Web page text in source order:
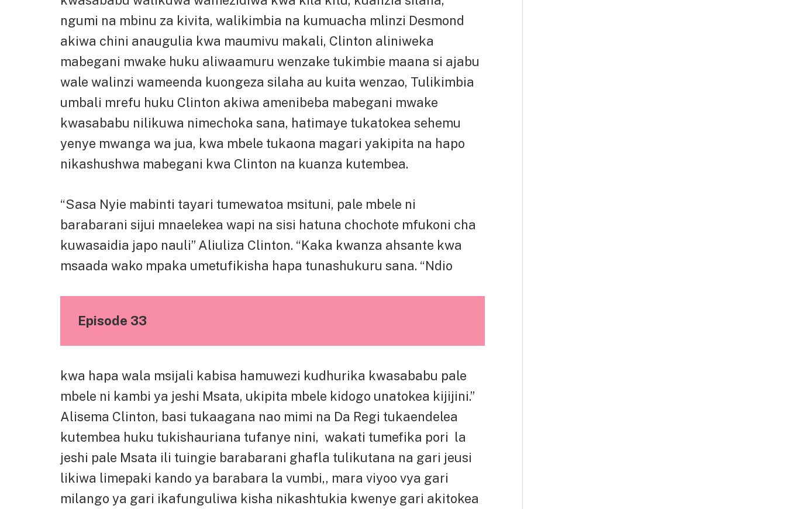
ngumi na mbinu za kivita, walikimbia na kumuacha mlinzi Desmond
akiwa chini anaugulia kwa maumivu makali, Clinton aliniweka
mabegani mwake huku aliwaamuru wenzake tukimbie maana si ajabu
wale walinzi wameenda kuongeza silaha au kuita wenzao, Tulikimbia
umbali mrefu huku Clinton akiwa amenibeba mabegani mwake
kwasababu nilikuwa nimechoka sana, hatimaye tukatokea sehemu
yenye mwanga wa jua, kwa mbele tukaona magari yakipita na hapo
nikashushwa mabegani kwa Clinton na kuanza kutembea.
“Sasa Nyie mabinti tayari tumewatoa msituni, pale mbele ni
barabarani sijui mnaelekea wapi na sisi hatuna chochote mfukoni cha
kuwasaidia japo nauli” Aliuliza Clinton. “Kaka kwanza ahsante kwa
msaada wako mpaka umetufikisha hapa tunashukuru sana. “Ndio
Episode 33
kwa hapa wala msijali kabisa hamuwezi kudhurika kwasababu pale
mbele ni kambi ya jeshi Msata, ukipita mbele kidogo unatokea kijijini.”
Alisema Clinton, basi tukaagana nao mimi na Da Regi tukaendelea
kutembea huku tukishauriana tufanye nini, wakati tumefika pori la
jeshi pale Msata ili tuingie barabarani ghafla tulikutana na gari jeusi
likiwa limepaki kando ya barabara la vumbi,, mara viyoo vya gari
milango ya gari ikafunguliwa kisha nikashtukia kwenye gari akitokea